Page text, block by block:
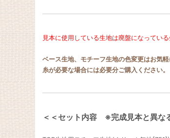
見本に使用している生地は廃盤になってい
ベース生地、モチーフ生地の色変更はお気
糸が必要な場合には必要分ご購入ください。
＜＜セット内容 ※完成見本と異な